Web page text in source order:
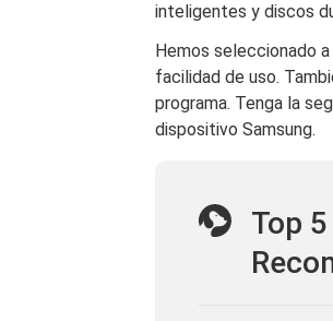
inteligentes y discos
Hemos seleccionado
facilidad de uso.
programa. Tenga la
dispositivo Samsung.
Top